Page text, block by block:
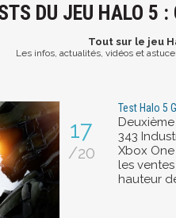
DU JEU HALO 5 :
Toutsur le jeu
Les infos, actualités, vidéos et
17
/20
Test Halo 5
343
Xbox
les
hauteur